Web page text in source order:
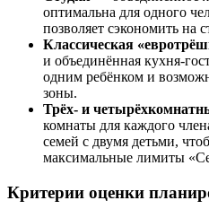
оптимальна для одного
позволяет сэкономить на
Классическая
и объединённая кухня-
одним ребёнком и
зоны.
Трёх- и
комнаты для каждого
семей с двумя детьми,
максимальные лимиты
Критерии оценки